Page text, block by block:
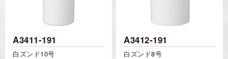
A3411-191
白ズンド10号
A3412-191
白ズンド8号